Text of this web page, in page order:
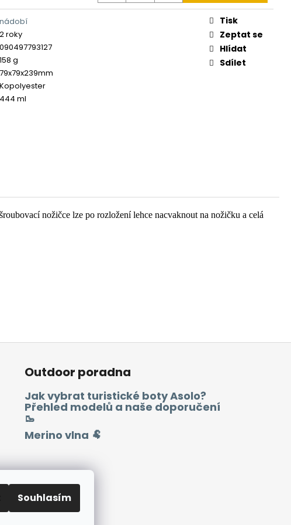
Souhlasím
nádobí
2 roky
090497793127
158 g
79x79x239mm
Kopolyester
444 ml
Tisk
Zeptat se
Hlídat
Sdílet
nožičce lze po rozložení lehce nacvaknout na nožičku a celá
Outdoor poradna
Jak vybrat turistické boty Asolo?
Přehled modelů a naše doporučení
🥾
Merino vlna 🐏